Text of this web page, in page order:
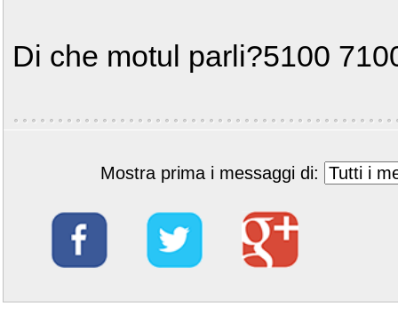
Di che motul parli?5100
Mostra prima i messaggi di: